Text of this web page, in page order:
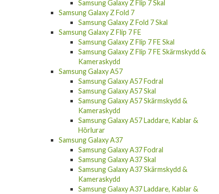
Samsung Galaxy Z Flip 7 Skal
Samsung Galaxy Z Fold 7
Samsung Galaxy Z Fold 7 Skal
Samsung Galaxy Z Flip 7 FE
Samsung Galaxy Z Flip 7 FE Skal
Samsung Galaxy Z Flip 7 FE Skärmskydd &
Kameraskydd
Samsung Galaxy A57
Samsung Galaxy A57 Fodral
Samsung Galaxy A57 Skal
Samsung Galaxy A57 Skärmskydd &
Kameraskydd
Samsung Galaxy A57 Laddare, Kablar &
Hörlurar
Samsung Galaxy A37
Samsung Galaxy A37 Fodral
Samsung Galaxy A37 Skal
Samsung Galaxy A37 Skärmskydd &
Kameraskydd
Samsung Galaxy A37 Laddare, Kablar &